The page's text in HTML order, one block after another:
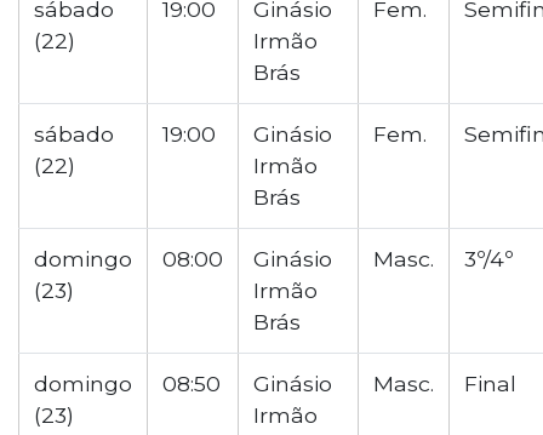
sábado
(22)
19:00
Ginásio
Irmão
Brás
Fem.
sábado
(22)
19:00
Ginásio
Irmão
Brás
Fem.
domingo
(23)
08:00
Ginásio
Irmão
Brás
Masc. 3º/4º
domingo
(23)
08:50
Ginásio
Irmão
Masc. Final